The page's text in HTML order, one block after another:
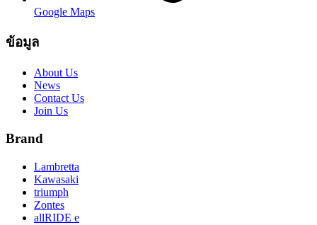
Google Maps
ข้อมูล
About Us
News
Contact Us
Join Us
Brand
Lambretta
Kawasaki
triumph
Zontes
allRIDE e